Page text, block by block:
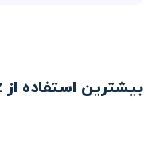
بیشترین استفاده از ToastWiz